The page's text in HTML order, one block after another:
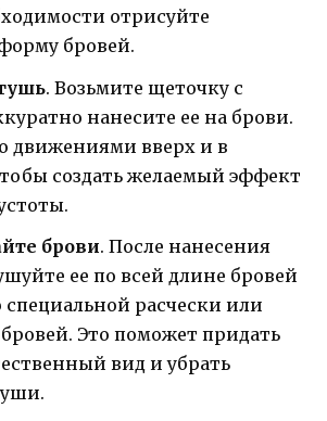
отрисуйте
бровей.
. Возьмите щеточку с
нанесите ее на брови.
движениями вверх и в
создать желаемый эффект
брови. После нанесения
ее по всей длине бровей
расчески или
Это поможет придать
вид и убрать